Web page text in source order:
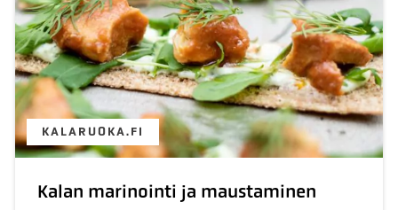
KALARUOKA.FI
Kalan marinointi ja maustaminen